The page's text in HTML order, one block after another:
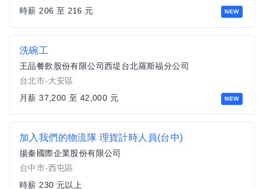
NEW
時薪 206 至 216 元
NEW
洗碗工
王品餐飲股份有限公司西堤台北羅斯福分公司
台北市-大安區
月薪 37,200 至 42,000 元
加入我們的物流隊 理貨計時人員(台中)
揚秦國際企業股份有限公司
台中市-西屯區
時薪 230 元以上